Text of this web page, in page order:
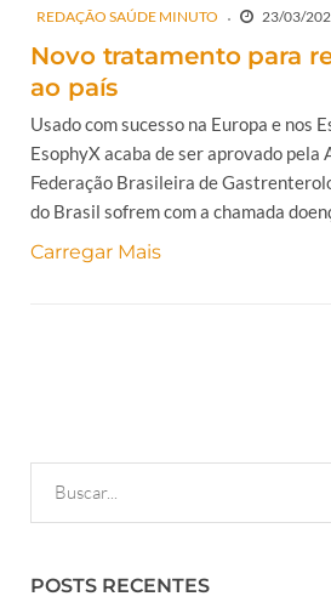
REDAÇÃO SAÚDE MINUTO 23/03/
Novo tratamento para
ao país
Usado com sucesso na Europa e nos
EsophyX acaba de ser aprovado pela
Federação Brasileira de
do Brasil sofrem com a chamada
Carregar Mais
POSTS RECENTES